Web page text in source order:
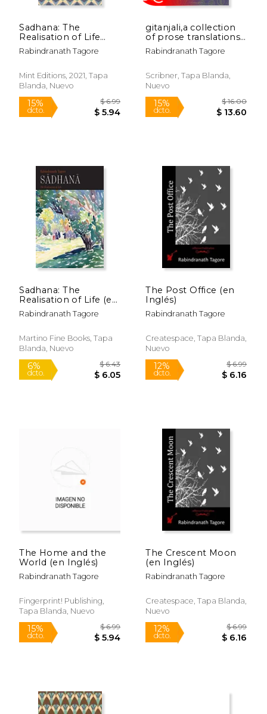
dcto. $ 5.25 dcto.
15%
dcto. $ 8.49
15%
dcto. $
Sadhana: The
Realisation of Life
(Mint Editions) (en
Inglés)
Rabindranath Tagore
Mint Editions, 2021, Tapa
Blanda, Nuevo
gitanjali,a collection
of prose translations
made by the author
from the original
Rabindranath Tagore
Scribner, Tapa Blanda,
Nuevo
Rápido
Sadhana: The
Realisation of Life (en
Inglés)
Rabindranath Tagore
Martino Fine Books, Tapa
Blanda, Nuevo
The Post Office (en
Inglés)
Rabindranath Tagore
Createspace, Tapa Blanda,
Nuevo
The Home and the
World (en Inglés)
Rabindranath Tagore
Fingerprint! Publishing,
Tapa Blanda, Nuevo
The Crescent Moon
(en Inglés)
Rabindranath Tagore
Createspace, Tapa Blanda,
Nuevo